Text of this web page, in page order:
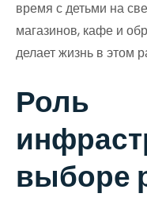
время с детьми на
магазинов, кафе и
делает жизнь в этом
Роль
выборе